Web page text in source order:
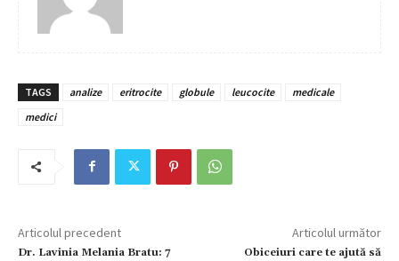
TAGS analize eritrocite globule leucocite
medicale
medici
Articolul precedent
Dr. Lavinia Melania Bratu: 7
Articolul următor
Obiceiuri care te ajută să